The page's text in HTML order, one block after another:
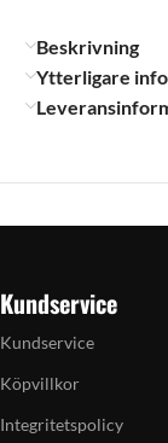
Beskrivning
Ytterligare
Kundservice
Kundservice
Köpvillkor
Integritetspolicy